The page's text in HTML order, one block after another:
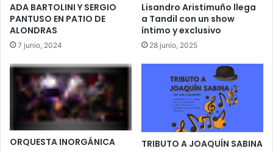
ADA BARTOLINI Y SERGIO
PANTUSO EN PATIO DE
ALONDRAS
7 junio, 2024
Lisandro Aristimuño llega
a Tandil con un show
íntimo y exclusivo
28 junio, 2025
ORQUESTA INORGÁNICA TRIBUTO A JOAQUÍN SABINA